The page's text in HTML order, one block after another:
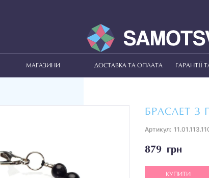
МАГАЗИНИ ДОСТАВКА ТА ОПЛАТА ГАРАНТІЇ
БРАСЛЕТ З
Артикул:
879 грн
КУПИТИ